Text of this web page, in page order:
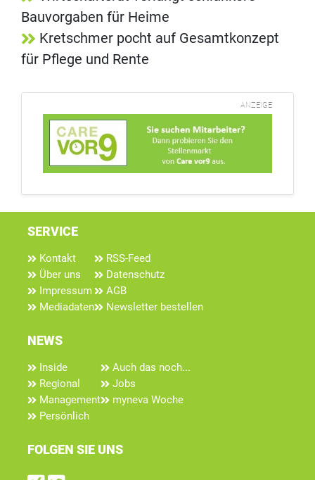
Bauvorgaben für Heime
Kretschmer pocht auf Gesamtkonzept
für Pflege und Rente
ANZEIGE
SERVICE
Kontakt
Über uns
Impressum
Mediadaten
RSS-Feed
Datenschutz
AGB
Newsletter bestellen
NEWS
Inside
Regional
Management
Persönlich
Auch das noch...
Jobs
myneva Woche
FOLGEN SIE UNS